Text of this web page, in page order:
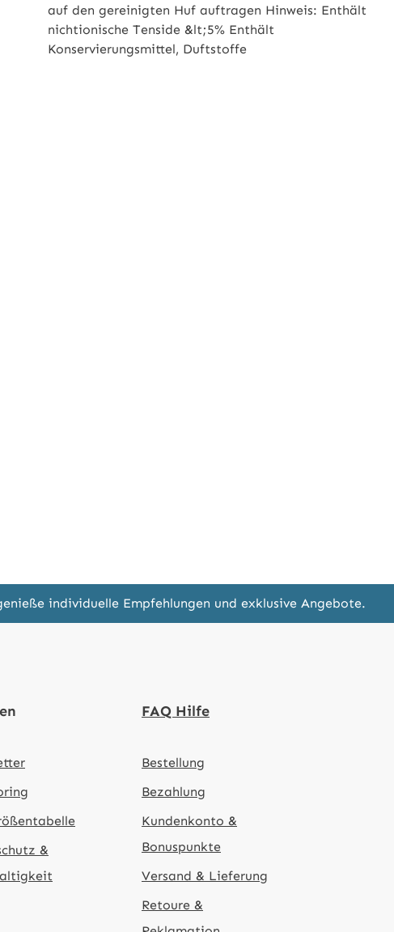
auf den gereinigten Huf auftragen Hinweis: Enthält
nichtionische Tenside &lt;5% Enthält
Konservierungsmittel, Duftstoffe
individuelle Empfehlungen und exklusive Angebote.
&
FAQ Hilfe
Bestellung
Bezahlung
Kundenkonto &
Bonuspunkte
Versand & Lieferung
Retoure &